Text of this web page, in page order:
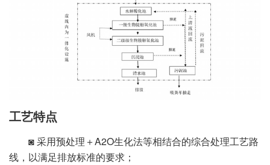
工艺特点
◙ 采用预处理＋A2O生化法等相结合的综合处理工艺路
线，以满足排放标准的要求；